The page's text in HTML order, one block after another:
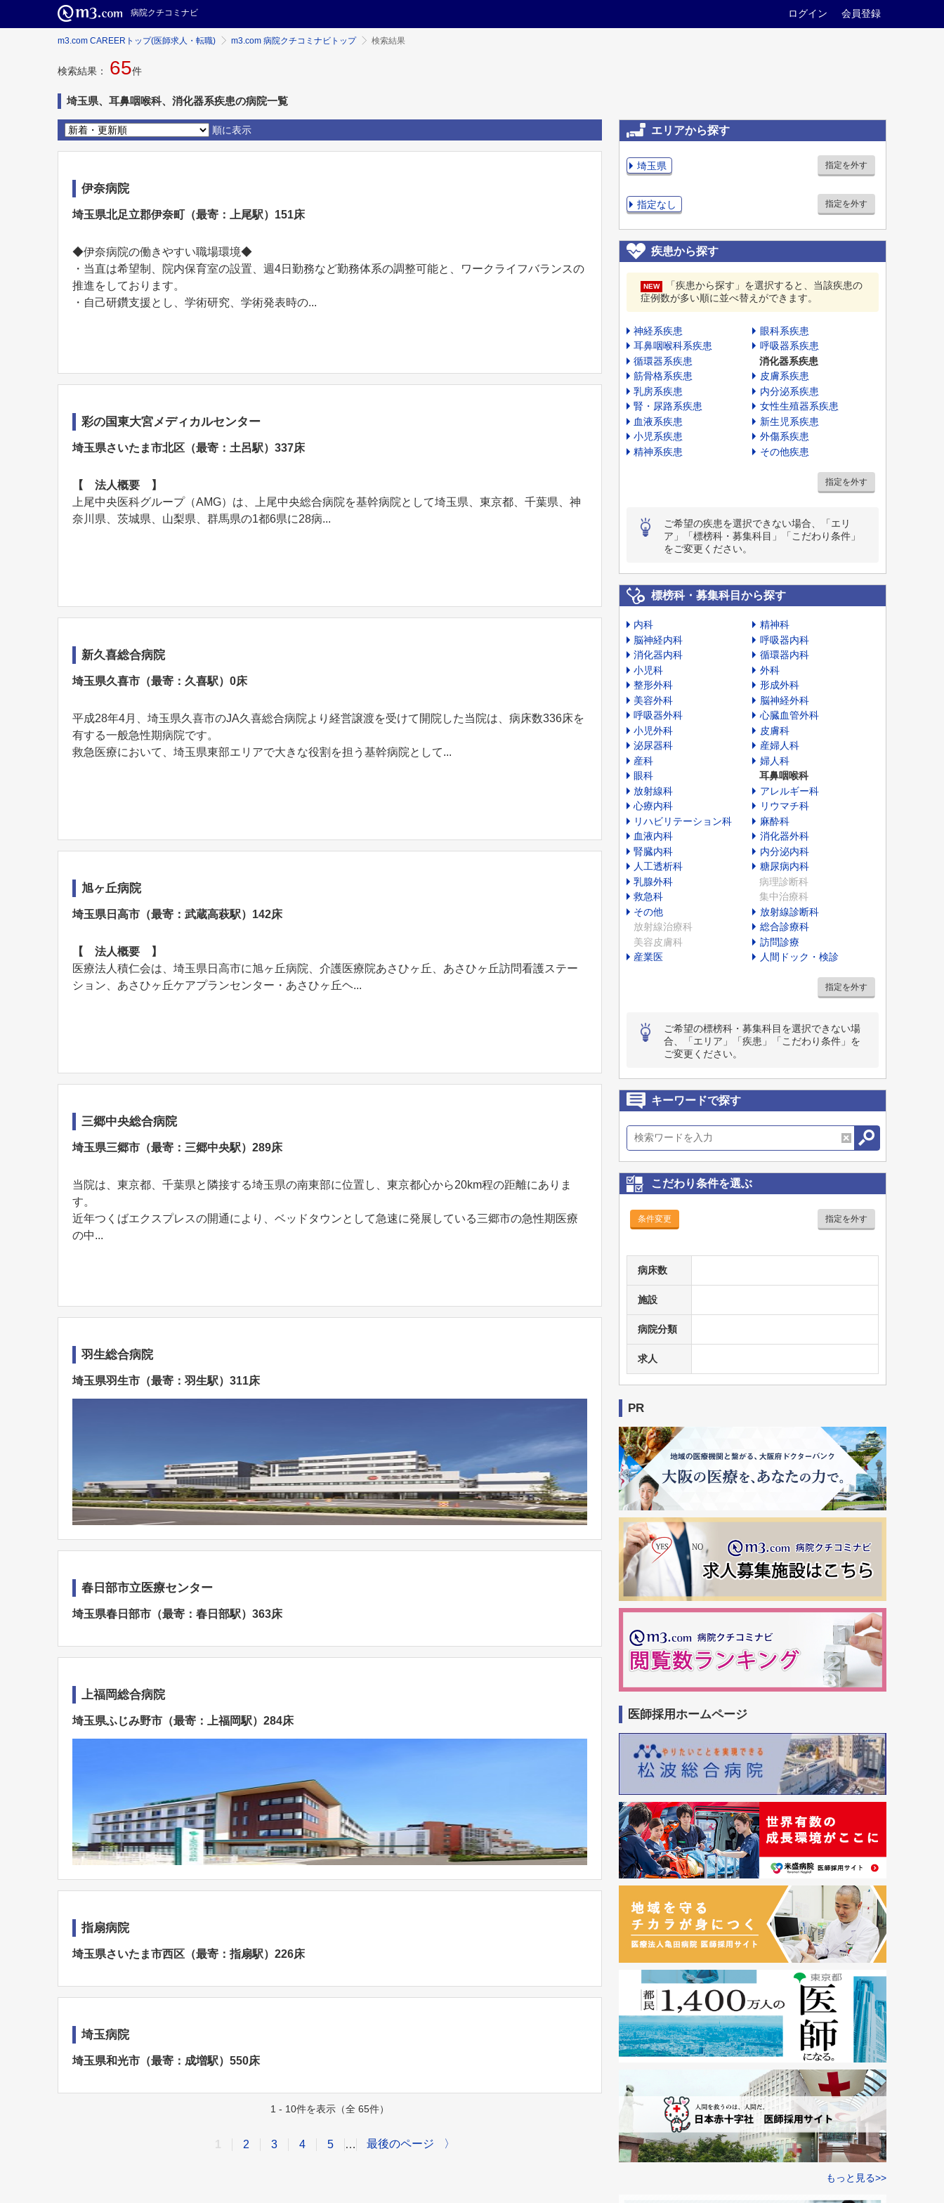
病院クチコミナビ ログイン 会員登録
m3.com CAREERトップ(医師求人・転職) m3.com 病院クチコミナビトップ 検索結果
検索結果： 65件
埼玉県、耳鼻咽喉科、消化器系疾患の病院一覧
順に表示
伊奈病院
埼玉県北足立郡伊奈町（最寄：上尾駅）151床
◆伊奈病院の働きやすい職場環境◆
・当直は希望制、院内保育室の設置、週4日勤務など勤務体系の調整可能と、ワークライフバランスの
推進をしております。
・自己研鑽支援とし、学術研究、学術発表時の...
彩の国東大宮メディカルセンター
埼玉県さいたま市北区（最寄：土呂駅）337床
【 法人概要 】
上尾中央医科グループ（AMG）は、上尾中央総合病院を基幹病院として埼玉県、東京都、千葉県、神
奈川県、茨城県、山梨県、群馬県の1都6県に28病...
新久喜総合病院
埼玉県久喜市（最寄：久喜駅）0床
平成28年4月、埼玉県久喜市のJA久喜総合病院より経営譲渡を受けて開院した当院は、病床数336床を
有する一般急性期病院です。
救急医療において、埼玉県東部エリアで大きな役割を担う基幹病院として...
旭ヶ丘病院
埼玉県日高市（最寄：武蔵高萩駅）142床
【 法人概要 】
医療法人積仁会は、埼玉県日高市に旭ヶ丘病院、介護医療院あさひヶ丘、あさひヶ丘訪問看護ステー
ション、あさひヶ丘ケアプランセンター・あさひヶ丘ヘ...
三郷中央総合病院
埼玉県三郷市（最寄：三郷中央駅）289床
当院は、東京都、千葉県と隣接する埼玉県の南東部に位置し、東京都心から20km程の距離にありま
す。
近年つくばエクスプレスの開通により、ベッドタウンとして急速に発展している三郷市の急性期医療
の中...
羽生総合病院
埼玉県羽生市（最寄：羽生駅）311床
春日部市立医療センター
埼玉県春日部市（最寄：春日部駅）363床
上福岡総合病院
埼玉県ふじみ野市（最寄：上福岡駅）284床
指扇病院
埼玉県さいたま市西区（最寄：指扇駅）226床
埼玉病院
埼玉県和光市（最寄：成増駅）550床
1 - 10件を表示（全 65件）
2 3 4 5 … 最後のページ 〉
エリアから探す
埼玉県 指定を外す
指定なし 指定を外す
疾患から探す
NEW
「疾患から探す」を選択すると、当該疾患の
症例数が多い順に並べ替えができます。
神経系疾患
眼科系疾患
耳鼻咽喉科系疾患
呼吸器系疾患
循環器系疾患
消化器系疾患
筋骨格系疾患
皮膚系疾患
乳房系疾患
内分泌系疾患
腎・尿路系疾患
女性生殖器系疾患
血液系疾患
新生児系疾患
小児系疾患
外傷系疾患
精神系疾患
その他疾患
指定を外す
ご希望の疾患を選択できない場合、「エリ
ア」「標榜科・募集科目」「こだわり条件」
をご変更ください。
標榜科・募集科目から探す
内科
精神科
脳神経内科
呼吸器内科
消化器内科
循環器内科
小児科
外科
整形外科
形成外科
美容外科
脳神経外科
呼吸器外科
心臓血管外科
小児外科
皮膚科
泌尿器科
産婦人科
産科
婦人科
眼科
耳鼻咽喉科
放射線科
アレルギー科
心療内科
リウマチ科
リハビリテーション科
麻酔科
血液内科
消化器外科
腎臓内科
内分泌内科
人工透析科
糖尿病内科
乳腺外科
病理診断科
救急科
集中治療科
その他
放射線診断科
放射線治療科
総合診療科
美容皮膚科
訪問診療
産業医
人間ドック・検診
指定を外す
ご希望の標榜科・募集科目を選択できない場
合、「エリア」「疾患」「こだわり条件」を
ご変更ください。
キーワードで探す
こだわり条件を選ぶ
条件変更 指定を外す
病床数
施設
病院分類
求人
PR
医師採用ホームページ
もっと見る>>